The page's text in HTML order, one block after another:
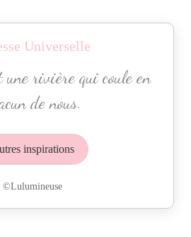
Universelle
une rivière qui coule en
de nous.
inspirations
©Lulumineuse